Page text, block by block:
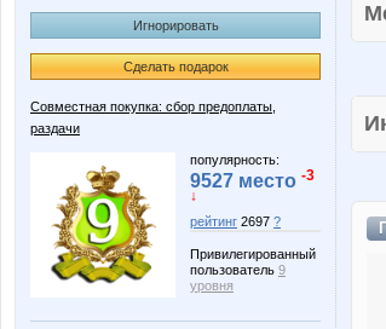
Игнорировать
Сделать подарок
Совместная покупка: сбор предоплаты,
раздачи
популярность:
9527 место -3
↓
рейтинг 2697 ?
Привилегированный
пользователь 9
уровня